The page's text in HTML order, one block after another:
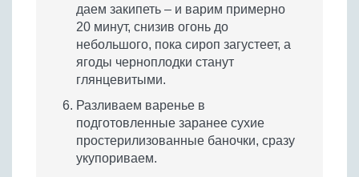
даем закипеть – и варим примерно
20 минут, снизив огонь до
небольшого, пока сироп загустеет, а
ягоды черноплодки станут
глянцевитыми.
Разливаем варенье в
подготовленные заранее сухие
простерилизованные баночки, сразу
укупориваем.